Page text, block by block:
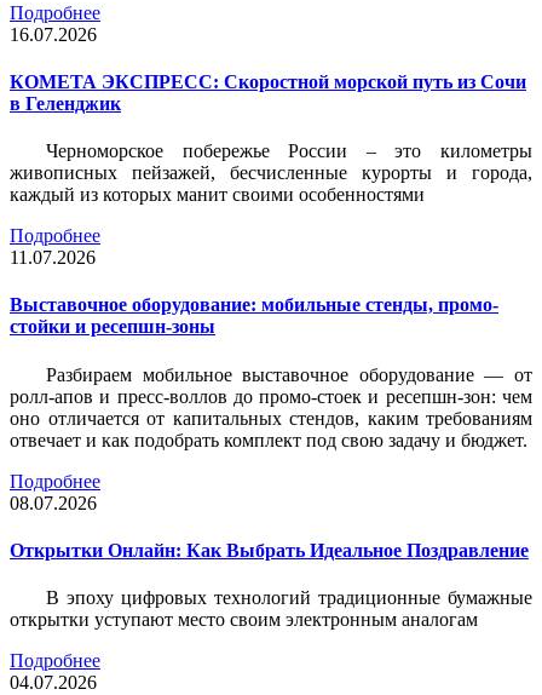
Подробнее
16.07.2026
КОМЕТА ЭКСПРЕСС: Скоростной морской путь из Сочи
в Геленджик
Черноморское побережье России – это километры
живописных пейзажей, бесчисленные курорты и города,
каждый из которых манит своими особенностями
Подробнее
11.07.2026
Выставочное оборудование: мобильные стенды, промо-
стойки и ресепшн-зоны
Разбираем мобильное выставочное оборудование — от
ролл-апов и пресс-воллов до промо-стоек и ресепшн-зон: чем
оно отличается от капитальных стендов, каким требованиям
отвечает и как подобрать комплект под свою задачу и бюджет.
Подробнее
08.07.2026
Открытки Онлайн: Как Выбрать Идеальное Поздравление
В эпоху цифровых технологий традиционные бумажные
открытки уступают место своим электронным аналогам
Подробнее
04.07.2026